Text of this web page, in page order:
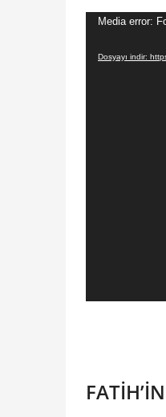
Video
Media error:
Dosyayı indir: